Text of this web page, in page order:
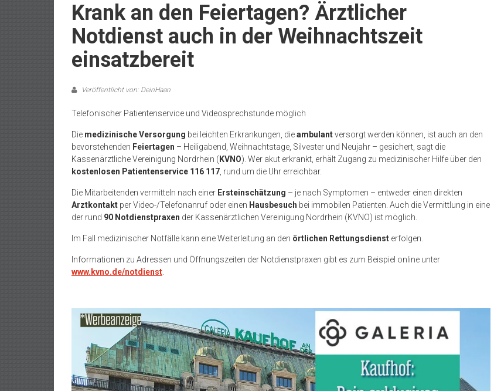
Krank an den Feiertagen? Ärztlicher
Notdienst auch in der Weihnachtszeit
einsatzbereit
Veröffentlicht von: DeinHaan
Telefonischer Patientenservice und Videosprechstunde möglich
Die medizinische Versorgung bei leichten Erkrankungen, dieambulantversorgt werden können, ist auch an den
bevorstehenden Feiertagen – Heiligabend, Weihnachtstage, Silvester und Neujahr – gesichert, sagt die
Kassenärztliche Vereinigung Nordrhein ( KVNO). Wer akut erkrankt, erhält Zugang zu medizinischer Hilfe über den
kostenlosen Patientenservice 116 117 , rund um die Uhr erreichbar.
Die Mitarbeitenden vermitteln nach einer Ersteinschätzung – je nach Symptomen – entweder einen direkten
Arztkontakt per Video-/Telefonanruf oder einen Hausbesuch bei immobilen Patienten. Auch die Vermittlung in eine
der rund 90 Notdienstpraxen der Kassenärztlichen Vereinigung Nordrhein (KVNO) ist möglich.
Im Fall medizinischer Notfälle kann eine Weiterleitung an den örtlichen Rettungsdienst erfolgen.
Informationen zu Adressen und Öffnungszeiten der Notdienstpraxen gibt es zum Beispiel online unter
www.kvno.de/notdienst